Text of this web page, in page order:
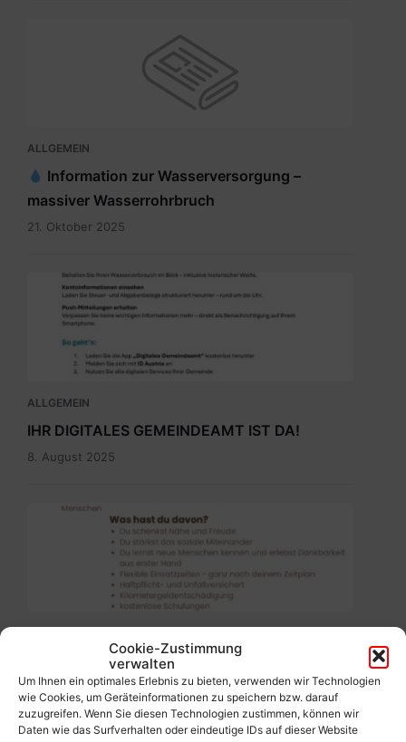
Cookie-Zustimmung
verwalten
Um Ihnen ein optimales Erlebnis zu bieten, verwenden wir Technologien
wie Cookies, um Geräteinformationen zu speichern bzw. darauf
zuzugreifen. Wenn Sie diesen Technologien zustimmen, können wir
Daten wie das Surfverhalten oder eindeutige IDs auf dieser Website
ALLGEMEIN
Information zur Wasserversorgung –
massiver Wasserrohrbruch
21. Oktober 2025
Digitales
Gemeindeamt_Pressetext.pdf
ALLGEMEIN
IHR DIGITALES GEMEINDEAMT IST DA!
8. August 2025
Ehrenamtbewerbung
Pflegenahversorgung.pdf
Werde freiwillige(r) Helfer(in)!
5. August 2025